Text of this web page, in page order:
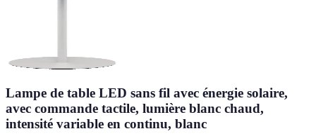
Lampe de table LED sans fil avec énergie solaire,
avec commande tactile, lumière blanc chaud,
intensité variable en continu, blanc